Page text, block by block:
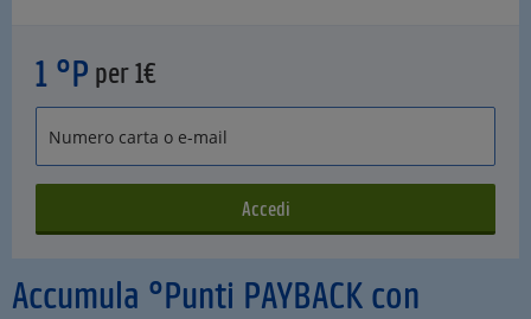
Accumula °Punti PAYBACK con
1 °P per 1€